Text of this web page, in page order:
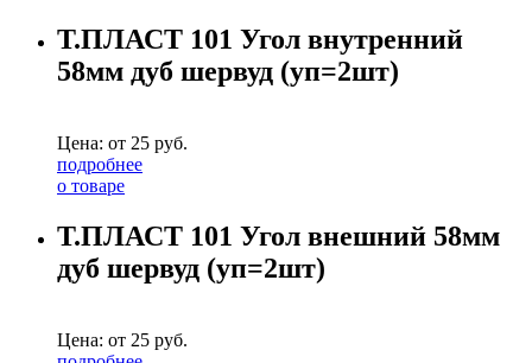
Т.ПЛАСТ 101 Угол внутренний
58мм дуб шервуд (уп=2шт)
Цена: от 25 руб.
подробнее
о товаре
Т.ПЛАСТ 101 Угол внешний 58мм
дуб шервуд (уп=2шт)
Цена: от 25 руб.